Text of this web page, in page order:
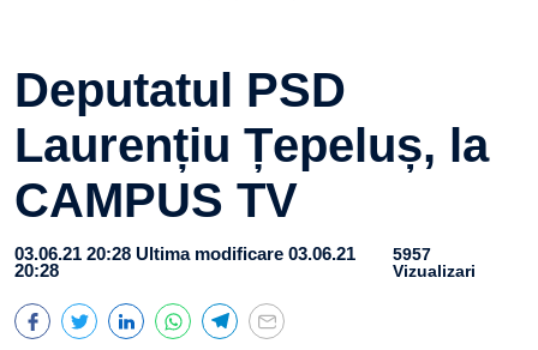
Deputatul PSD
Laurențiu Țepeluș, la
CAMPUS TV
03.06.21 20:28 Ultima modificare 03.06.21
20:28
5957
Vizualizari